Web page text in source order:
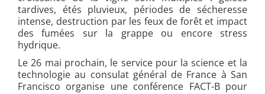
tardives, étés pluvieux, périodes de sécheresse
intense, destruction par les feux de forêt et impact
des fumées sur la grappe ou encore stress
hydrique.
Le 26 mai prochain, le service pour la science et la
technologie au consulat général de France à San
Francisco organise une conférence FACT-B pour